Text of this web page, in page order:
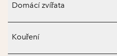
Domácí zvířata
Kouření